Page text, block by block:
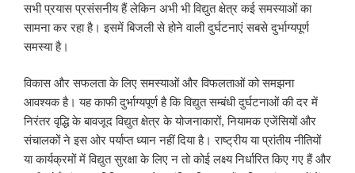
सभी प्रयास प्रसंसनीय हैं लेकिन अभी भी विद्युत क्षेत्र कई समस्याओं का
सामना कर रहा है। इसमें बिजली से होने वाली दुर्घटनाएं सबसे दुर्भाग्यपूर्ण
समस्या है।
विकास और सफलता के लिए समस्याओं और विफलताओं को समझना
आवश्यक है। यह काफी दुर्भाग्यपूर्ण है कि विद्युत सम्बंधी दुर्घटनाओं की दर में
निरंतर वृद्धि के बावजूद विद्युत क्षेत्र के योजनाकारों, नियामक एजेंसियों और
संचालकों ने इस ओर पर्याप्त ध्यान नहीं दिया है। राष्ट्रीय या प्रांतीय नीतियों
या कार्यक्रमों में विद्युत सुरक्षा के लिए न तो कोई लक्ष्य निर्धारित किए गए हैं और